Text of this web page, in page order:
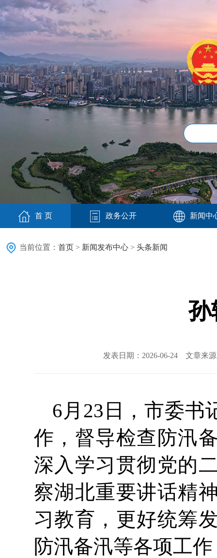
首 页 政务公开 新闻中
当前位置： 首页 > 新闻发布中心 > 头条新闻
孙
发表日期：2026-06-24 文章来
6月23日，市委书
作，督导检查防汛
深入学习贯彻党的
察湖北重要讲话精
习教育，更好统筹
防汛备汛等各项工